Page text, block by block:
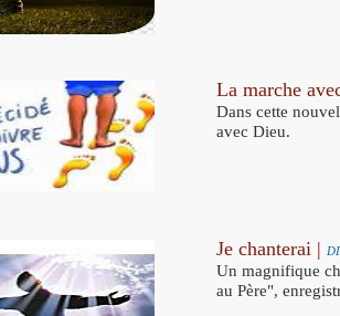
La marche
Dans cette
avec Dieu.
Je chanterai |
Un magnifique
au Père",